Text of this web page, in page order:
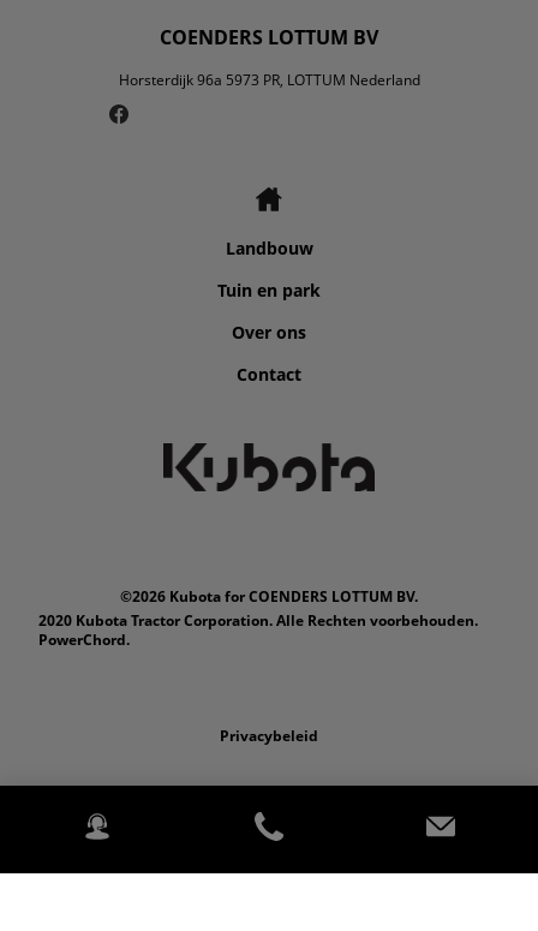
COENDERS LOTTUM BV
Horsterdijk 96a 5973 PR, LOTTUM Nederland
Landbouw
Tuin en park
Over ons
Contact
©2026 Kubota for COENDERS LOTTUM BV.
2020 Kubota Tractor Corporation. Alle Rechten voorbehouden.
PowerChord.
Privacybeleid
Wettelijk